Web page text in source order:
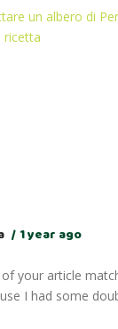
un albero di
ricetta
1 year ago
your article
I had some